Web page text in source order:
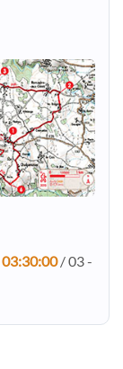
03:30:00/ 03 -